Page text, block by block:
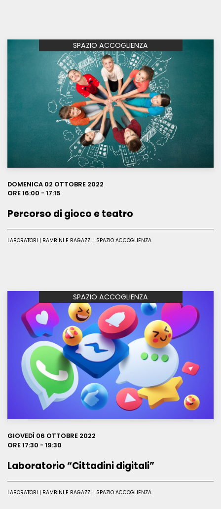
Leggi
SPAZIO ACCOGLIENZA
Leggi
DOMENICA 02 OTTOBRE 2022
ORE 16:00 - 17:15
Percorso di gioco e teatro
LABORATORI | BAMBINI E RAGAZZI | SPAZIO ACCOGLIENZA
SPAZIO ACCOGLIENZA
GIOVEDÌ 06 OTTOBRE 2022
ORE 17:30 - 19:30
Laboratorio “Cittadini digitali”
LABORATORI | BAMBINI E RAGAZZI | SPAZIO ACCOGLIENZA